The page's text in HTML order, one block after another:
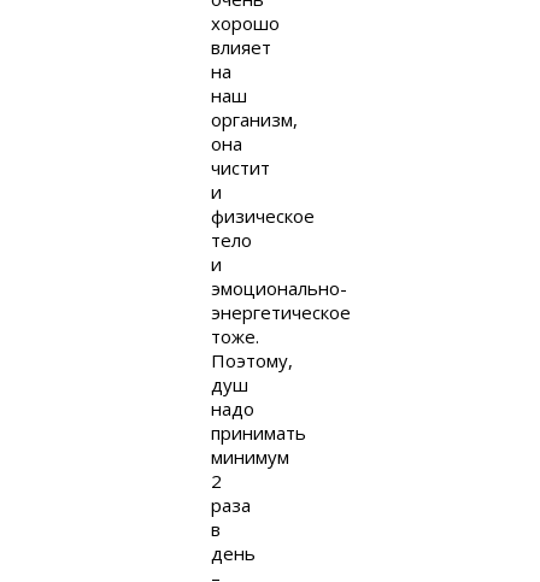
хорошо
влияет
на
наш
организм,
она
чистит
и
физическое
тело
и
эмоционально-
энергетическое
тоже.
Поэтому,
душ
надо
принимать
минимум
2
раза
в
день
–